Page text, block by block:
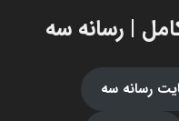
| رسانه سه
رسانه سه